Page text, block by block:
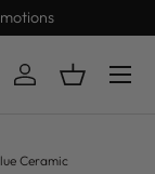
Log inBasket
Ceramic